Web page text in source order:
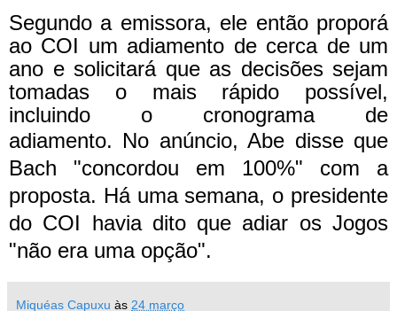
Segundo a emissora, ele então proporá
ao COI um adiamento de cerca de um
ano e solicitará que as decisões sejam
tomadas o mais rápido possível,
incluindo o cronograma de
adiamento. No anúncio, Abe disse que
Bach "concordou em 100%" com a
proposta. Há uma semana, o presidente
do COI havia dito que adiar os Jogos
"não era uma opção".
Miquéas Capuxu às 24 março